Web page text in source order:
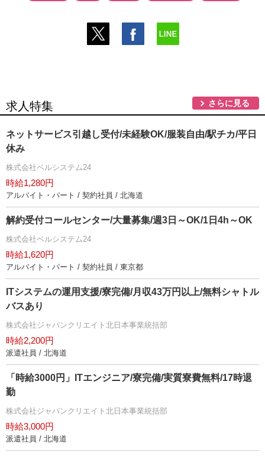
求人特集 さらに見る
ネットサービス引越し受付/未経験OK/服装自由/駅チカ/平日
休み
株式会社ベルシステム24
時給1,280円
アルバイト・パート / 契約社員 / 北海道
解約受付コールセンター/大量募集/週3日～OK/1日4h～OK
株式会社ベルシステム24
時給1,620円
アルバイト・パート / 契約社員 / 東京都
ITシステムの運用支援/寮完備/月収43万円以上/無料シャトル
バスあり
株式会社ジャパンクリエイト北日本事業統括部
時給2,200円
派遣社員 / 北海道
「時給3000円」ITエンジニア/寮完備/実質寮費無料/17時退
勤
株式会社ジャパンクリエイト北日本事業統括部
時給3,000円
派遣社員 / 北海道